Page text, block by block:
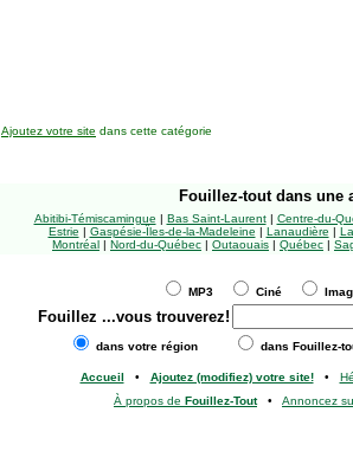
Ajoutez votre site dans cette catégorie
Fouillez-tout dans une
Abitibi-Témiscamingue | Bas Saint-Laurent| Centre-du-
Estrie | Gaspésie-Îles-de-la-Madeleine | Lanaudière |
Montréal | Nord-du-Québec | Outaouais | Québec |
MP3 Ciné
Fouillez ...vous trouverez!
dans votre région dans Fouillez-
Accueil • Ajoutez (modifiez) votre site!•
À propos de Fouillez-Tout• Annoncez